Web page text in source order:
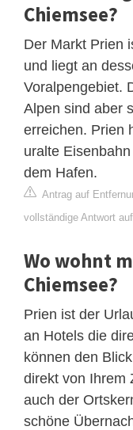
Chiemsee?
Der Markt Prien
und liegt an
Voralpengebiet.
Alpen sind aber
erreichen. Prien
uralte
dem Hafen.
Antrag auf
vollständige Antwort
Wo wohnt
Chiemsee?
Prien ist der
an Hotels die
können den
direkt von Ihrem
auch der
schöne